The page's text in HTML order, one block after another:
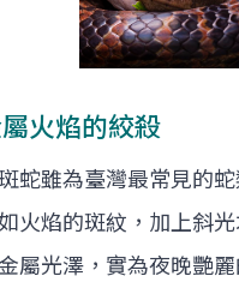
火焰的絞殺
蛇雖為臺灣最常見的
火焰的斑紋，加上斜
屬光澤，實為夜晚艷